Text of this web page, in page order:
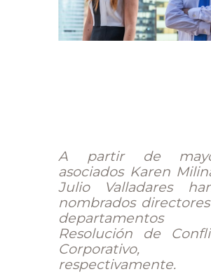
A partir de
asociados Karen
Julio Valladares
nombrados
Resolución de
Corporativo,
respectivamente.